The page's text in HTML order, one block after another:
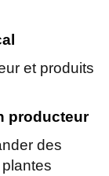
et produits
producteur
des